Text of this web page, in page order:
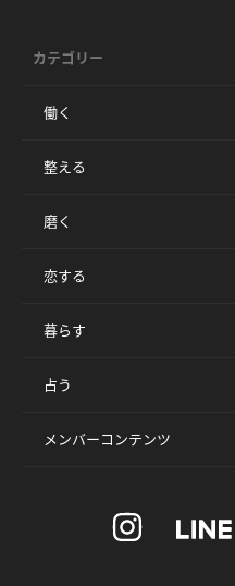
カテゴリー
働く
整える
磨く
恋する
暮らす
占う
メンバーコンテンツ